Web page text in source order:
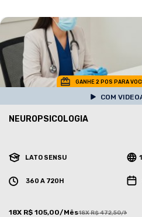
GANHE 2 POS PARA
COM
NEUROPSICOLOGIA
LATO SENSU
360 A 720H
18X R$ 105,00/Mês18X R$ 472,50/Mês